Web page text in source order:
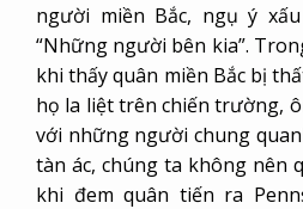
người miền Bắc, ngụ ý
“Những người bên kia”.
khi thấy quân miền Bắc bị
họ la liệt trên chiến trường,
với những người chung
tàn ác, chúng ta không nên
khi đem quân tiến ra